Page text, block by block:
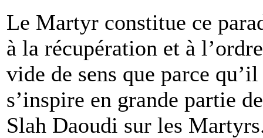
Le Martyr constitue ce
à la récupération et à
vide de sens que parce
s’inspire en grande partie
Slah Daoudi sur les